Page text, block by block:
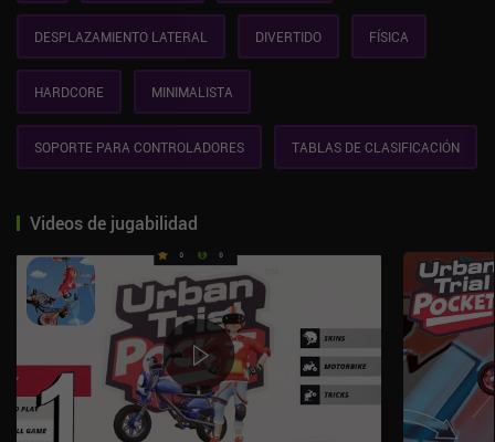
DESPLAZAMIENTO LATERAL DIVERTIDO FÍSICA
HARDCORE MINIMALISTA
SOPORTE PARA CONTROLADORES TABLAS DE CLASIFICACIÓN
Videos de jugabilidad